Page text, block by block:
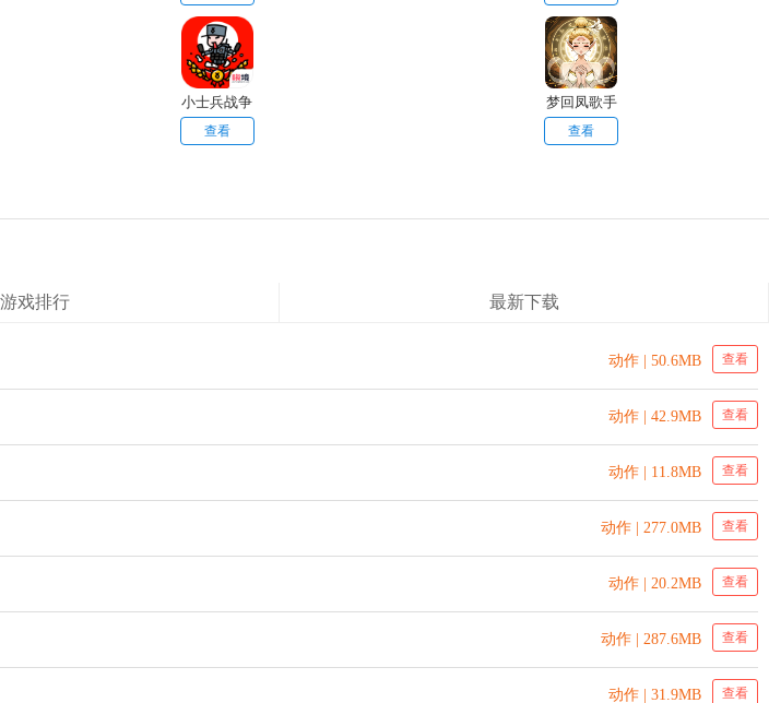
版
小士兵战争
查看
梦回凤歌手
游安卓版
查看
游戏排行 最新下载
动作 | 50.6MB 查看
动作 | 42.9MB 查看
动作 | 11.8MB 查看
动作 | 277.0MB 查看
动作 | 20.2MB 查看
动作 | 287.6MB 查看
动作 | 31.9MB 查看